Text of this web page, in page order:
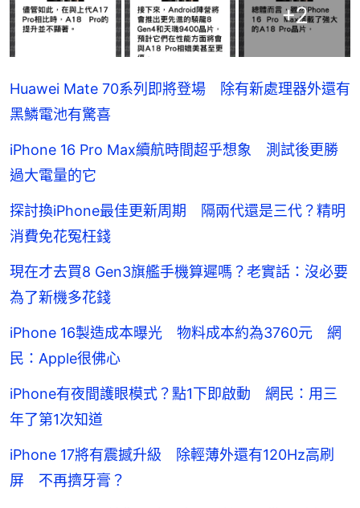
+2
Huawei Mate 70系列即將登場 除有新處理器外還有
黑鱗電池有驚喜
iPhone 16 Pro Max續航時間超乎想象 測試後更勝
過大電量的它
探討換iPhone最佳更新周期 隔兩代還是三代？精明
消費免花冤枉錢
現在才去買8 Gen3旗艦手機算遲嗎？老實話：沒必要
為了新機多花錢
iPhone 16製造成本曝光 物料成本約為3760元 網
民：Apple很佛心
iPhone有夜間護眼模式？點1下即啟動 網民：用三
年了第1次知道
iPhone 17將有震撼升級 除輕薄外還有120Hz高刷
屏 不再擠牙膏？